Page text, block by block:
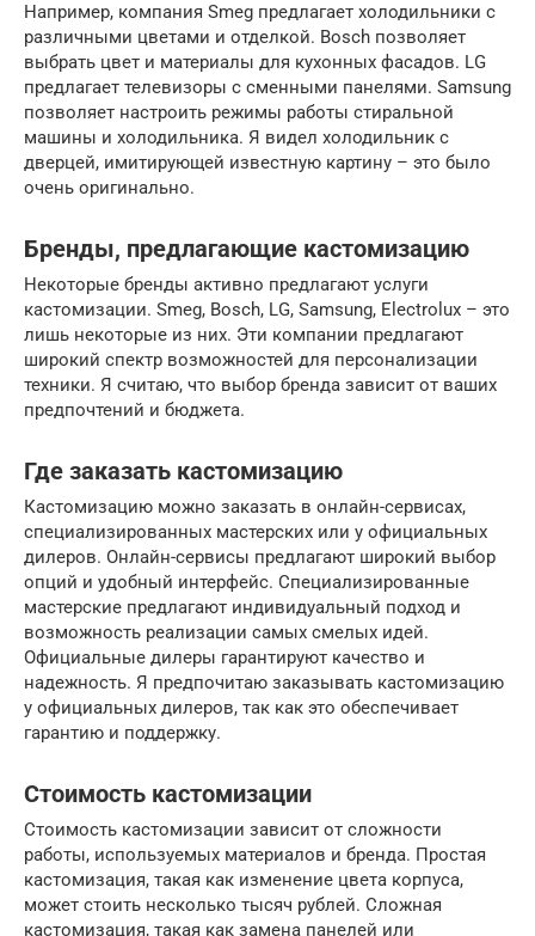
Например, компания Smeg предлагает холодильники с
различными цветами и отделкой. Bosch позволяет
выбрать цвет и материалы для кухонных фасадов. LG
предлагает телевизоры с сменными панелями. Samsung
позволяет настроить режимы работы стиральной
машины и холодильника. Я видел холодильник с
дверцей, имитирующей известную картину – это было
очень оригинально.
Бренды, предлагающие кастомизацию
Некоторые бренды активно предлагают услуги
кастомизации. Smeg, Bosch, LG, Samsung, Electrolux – это
лишь некоторые из них. Эти компании предлагают
широкий спектр возможностей для персонализации
техники. Я считаю, что выбор бренда зависит от ваших
предпочтений и бюджета.
Где заказать кастомизацию
Кастомизацию можно заказать в онлайн-сервисах,
специализированных мастерских или у официальных
дилеров. Онлайн-сервисы предлагают широкий выбор
опций и удобный интерфейс. Специализированные
мастерские предлагают индивидуальный подход и
возможность реализации самых смелых идей.
Официальные дилеры гарантируют качество и
надежность. Я предпочитаю заказывать кастомизацию
у официальных дилеров, так как это обеспечивает
гарантию и поддержку.
Стоимость кастомизации
Стоимость кастомизации зависит от сложности
работы, используемых материалов и бренда. Простая
кастомизация, такая как изменение цвета корпуса,
может стоить несколько тысяч рублей. Сложная
кастомизация, такая как замена панелей или